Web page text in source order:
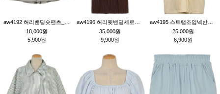
18,000원
5,900원
35,000원
9,900원
25,000원
6,900원